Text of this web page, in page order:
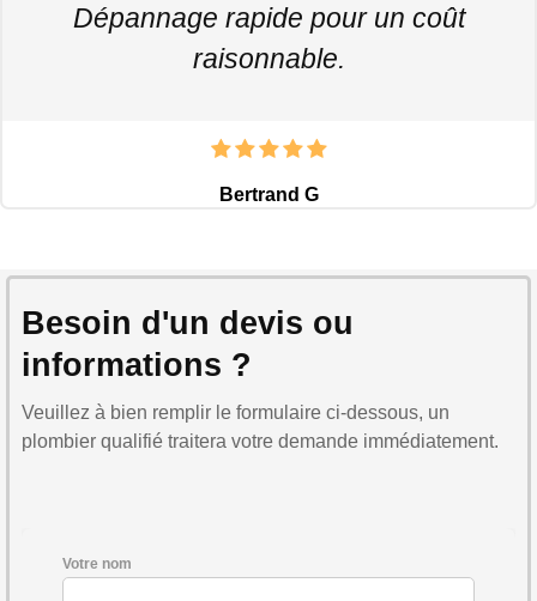
Dépannage rapide pour un coût
raisonnable.
Bertrand G
Besoin d'un devis ou
informations ?
Veuillez à bien remplir le formulaire ci-dessous, un
plombier qualifié traitera votre demande immédiatement.
Votre nom